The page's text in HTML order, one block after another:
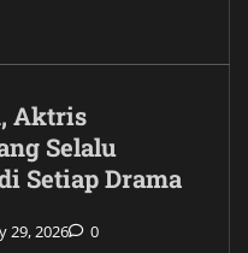
Aktris
Selalu
Setiap Drama
29, 2026 0